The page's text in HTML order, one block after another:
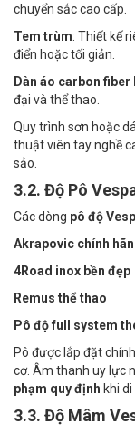
chuyển sắc cao cấp.
Tem trùm: Thiết kế
điển hoặc tối giản.
Dàn áo carbon fiber
đại và thể thao.
Quy trình sơn hoặc
thuật viên tay nghề
sảo.
3.2. Độ Pô
Các dòng pô độ
Akrapovic chính
4Road inox bền đẹp
Remus thể thao
Pô độ full system
Pô được lắp đặt
cơ. Âm thanh uy lực
phạm quy định khi di
3.3. Độ Mâm